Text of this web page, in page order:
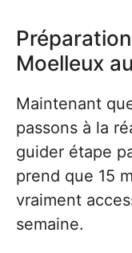
Moelleux
Maintenant
passons à la
guider étape
prend que 15
vraiment
semaine.